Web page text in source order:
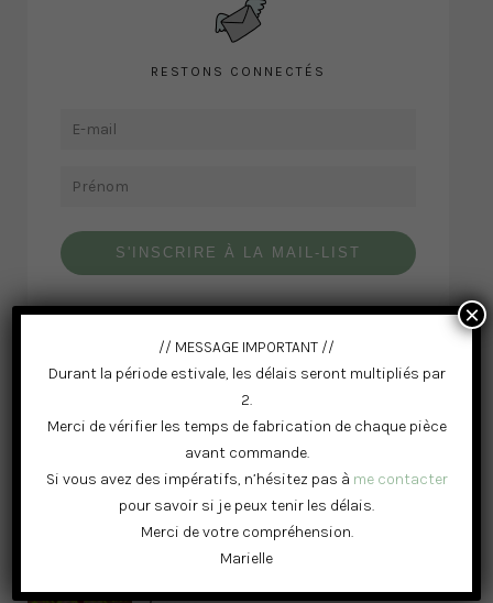
RESTONS CONNECTÉS
S'INSCRIRE À LA MAIL-LIST
REJOINS LA COMMUNAUTÉ MAÄ
DERNIERS ARTICLES DU BLOG
// MESSAGE IMPORTANT //
Durant la période estivale, les délais seront multipliés par
2.
Merci de vérifier les temps de fabrication de chaque pièce
avant commande.
Si vous avez des impératifs, n’hésitez pas à me contacter
pour savoir si je peux tenir les délais.
Merci de votre compréhension.
Marielle
×